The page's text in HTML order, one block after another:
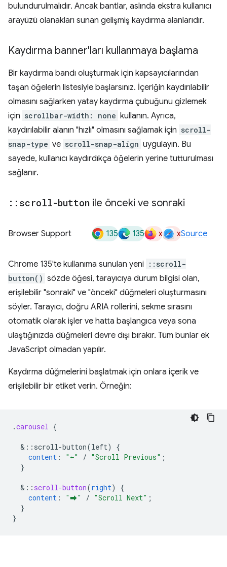
bulundurulmalıdır. Ancak bantlar, aslında ekstra kullanıcı
arayüzü olanakları sunan gelişmiş kaydırma alanlarıdır.
Kaydırma banner'ları kullanmaya başlama
Bir kaydırma bandı oluşturmak için kapsayıcılarından
taşan öğelerin listesiyle başlarsınız. İçeriğin kaydırılabilir
olmasını sağlarken yatay kaydırma çubuğunu gizlemek
için scrollbar-width: none kullanın. Ayrıca,
kaydırılabilir alanın "hızlı" olmasını sağlamak için scroll-
snap-type ve scroll-snap-align uygulayın. Bu
sayede, kullanıcı kaydırdıkça öğelerin yerine tutturulması
sağlanır.
:: scroll-button ile önceki ve sonraki
Browser Support 135 135 x xSource
Chrome 135'te kullanıma sunulan yeni
::scroll-
button() sözde öğesi, tarayıcıya durum bilgisi olan,
erişilebilir "sonraki" ve "önceki" düğmeleri oluşturmasını
söyler. Tarayıcı, doğru ARIA rollerini, sekme sırasını
otomatik olarak işler ve hatta başlangıca veya sona
ulaştığınızda düğmeleri devre dışı bırakır. Tüm bunlar ek
JavaScript olmadan yapılır.
Kaydırma düğmelerini başlatmak için onlara içerik ve
erişilebilir bir etiket verin. Örneğin:
.carousel {
& ::scroll-button(left)
{
content : "⬅" / "Scroll Previous" ;
}
& :: scroll-button(right)
{
content : "⮕" / "Scroll Next" ;
}
}